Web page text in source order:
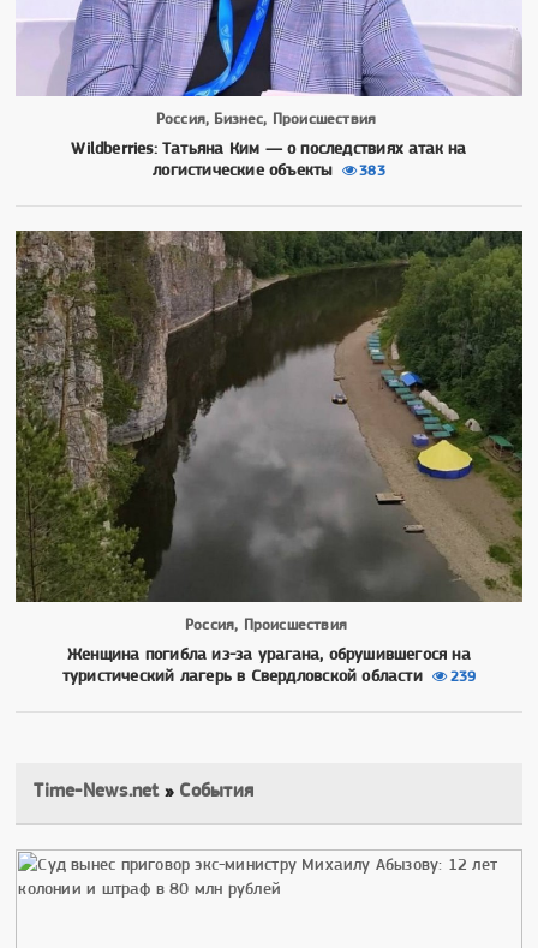
Россия, Бизнес, Происшествия
Wildberries: Татьяна Ким — о последствиях атак на
логистические объекты
383
Россия, Происшествия
Женщина погибла из-за урагана, обрушившегося на
туристический лагерь в Свердловской области
239
Time-News.net» События